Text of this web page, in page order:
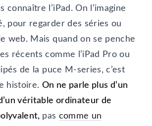
connaître l’iPad. On l’imagine
pour regarder des séries ou
web. Mais quand on se penche
récents comme l’iPad Pro ou
de la puce M-series, c’est
histoire. On ne parle plus d’un
véritable ordinateur de
pas comme un